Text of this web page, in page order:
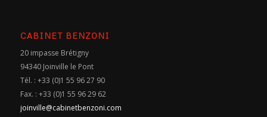
CABINET BENZONI
20 impasse Brétigny
94340 Joinville le Pont
Tél. : +33 (0)1 55 96 27 90
Fax. : +33 (0)1 55 96 29 62
joinville@cabinetbenzoni.com